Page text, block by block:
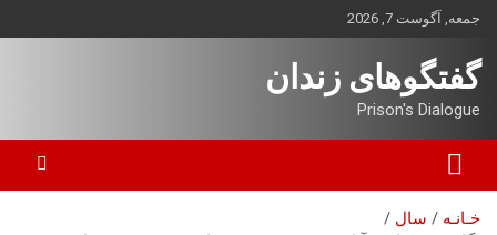
بروید
جمعه, آگوست 7, 2026
گفتگوهای زندان
Prison's Dialogue
خـانـه
سال